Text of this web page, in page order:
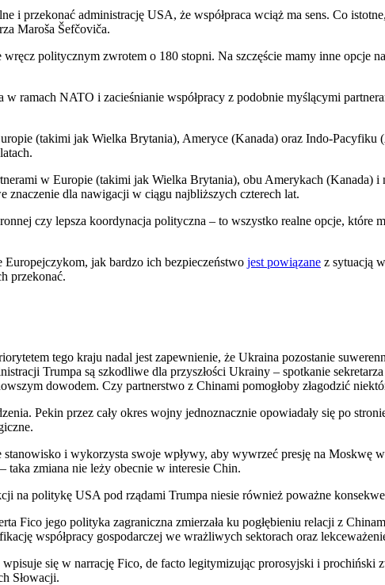
i przekonać administrację USA, że współpraca wciąż ma sens. Co
Maroša Šefčoviča.
politycznym zwrotem o 180 stopni. Na szczęście mamy inne opcje
ramach NATO i zacieśnianie współpracy z podobnie myślącymi
(takimi jak Wielka Brytania), Ameryce (Kanada) oraz Indo-Pacyfiku
w Europie (takimi jak Wielka Brytania), obu Amerykach (Kanada)
znaczenie dla nawigacji w ciągu najbliższych czterech lat.
czy lepsza koordynacja polityczna – to wszystko realne opcje, które
jak bardzo ich bezpieczeństwo jest powiązane z sytuacją
przekonać.
tego kraju nadal jest zapewnienie, że Ukraina pozostanie
Trumpa są szkodliwe dla przyszłości Ukrainy – spotkanie
dowodem. Czy partnerstwo z Chinami pomogłoby złagodzić
Pekin przez cały okres wojny jednoznacznie opowiadały się po
i wykorzysta swoje wpływy, aby wywrzeć presję na Moskwę
zmiana nie leży obecnie w interesie Chin.
na politykę USA pod rządami Trumpa niesie również poważne
Fico jego polityka zagraniczna zmierzała ku pogłębieniu relacji z
współpracy gospodarczej we wrażliwych sektorach oraz
się w narrację Fico, de facto legitymizując prorosyjski i prochiński
Słowacji.